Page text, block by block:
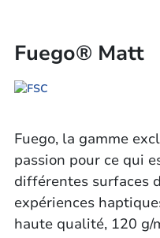
Fuego® Matt
Fuego, la gamme
passion pour ce qui
différentes surfaces
expériences
haute qualité, 120 g/